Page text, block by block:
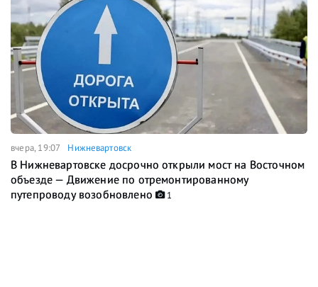
вчера, 19:07 Нижневартовск
В Нижневартовске досрочно открыли мост на Восточном
объезде — Движение по отремонтированному
путепроводу возобновлено
1